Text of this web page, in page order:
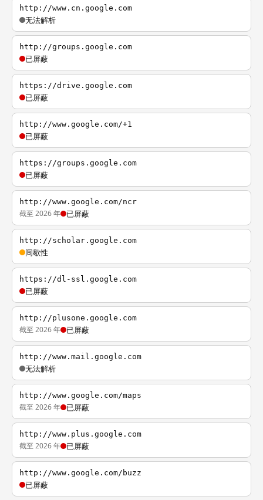
http://www.cn.google.com
无法解析
http://groups.google.com
已屏蔽
https://drive.google.com
已屏蔽
http://www.google.com/+1
已屏蔽
https://groups.google.com
已屏蔽
http://www.google.com/ncr
截至 2026 年 已屏蔽
http://scholar.google.com
间歇性
https://dl-ssl.google.com
已屏蔽
http://plusone.google.com
截至 2026 年 已屏蔽
http://www.mail.google.com
无法解析
http://www.google.com/maps
截至 2026 年 已屏蔽
http://www.plus.google.com
截至 2026 年 已屏蔽
http://www.google.com/buzz
已屏蔽